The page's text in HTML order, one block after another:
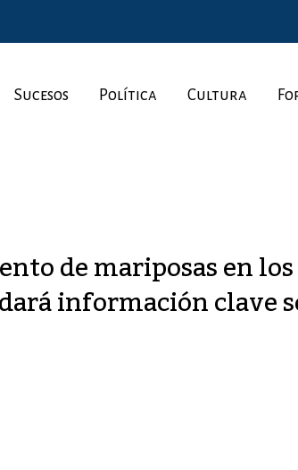
Sucesos Política Cultura
de mariposas en
información clave